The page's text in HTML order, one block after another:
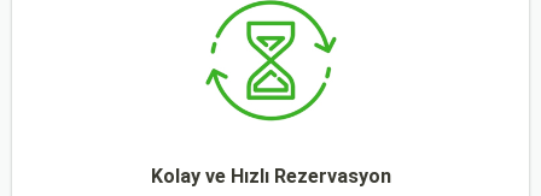
Kolay ve Hızlı Rezervasyon